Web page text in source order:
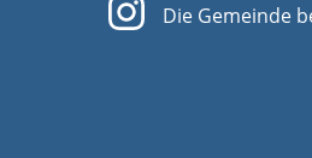
Die Gemeinde